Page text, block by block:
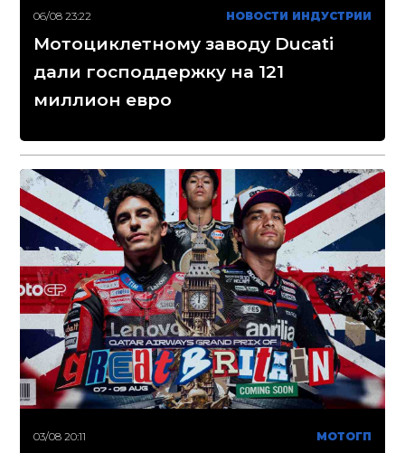
06/08 23:22 НОВОСТИ ИНДУСТРИИ
Мотоциклетному заводу Ducati
дали господдержку на 121
миллион евро
03/08 20:11 МОТОГП